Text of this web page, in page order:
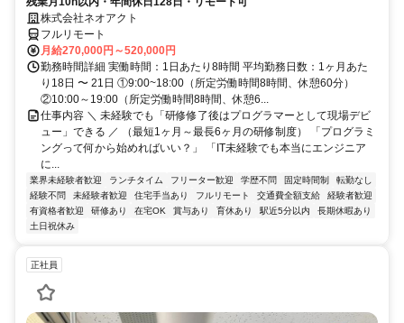
株式会社ネオアクト
フルリモート
月給270,000円～520,000円
勤務時間詳細 実働時間：1日あたり8時間 平均勤務日数：1ヶ月あた
り18日 〜 21日 ①9:00~18:00（所定労働時間8時間、休憩60分）
②10:00～19:00（所定労働時間8時間、休憩6...
仕事内容 ＼ 未経験でも「研修修了後はプログラマーとして現場デビ
ュー」できる ／ （最短1ヶ月～最長6ヶ月の研修制度） 「プログラミ
ングって何から始めればいい？」 「IT未経験でも本当にエンジニア
に...
業界未経験者歓迎 ランチタイム フリーター歓迎 学歴不問 固定時間制
転勤なし
経験不問
未経験者歓迎 住宅手当あり フルリモート 交通費全額支給
経験者歓迎
有資格者歓迎
研修あり 在宅OK 賞与あり 育休あり 駅近5分以内
長期休暇あり
土日祝休み
正社員